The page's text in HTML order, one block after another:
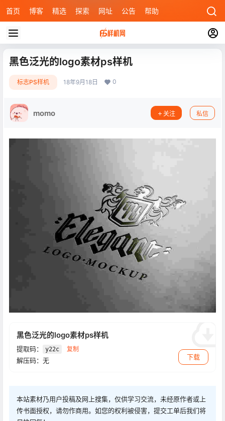
首页 博客 精选 探索 网址 公告 帮助
黑色泛光的logo素材ps样机
标志PS样机 18年9月18日 0
momo 关注 私信
黑色泛光的logo素材ps样机
提取码： y22c 复制
解压码：无 下载
本站素材乃用户投稿及网上搜集，仅供学习交流，未经原作者或上
传书面授权，请勿作商用。如您的权利被侵害，提交工单后我们将